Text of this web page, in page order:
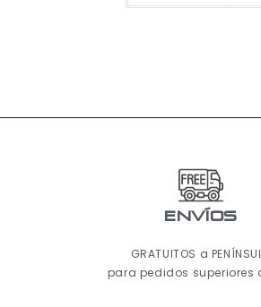
ENVÍOS
GRATUITOS a
para pedidos superiores